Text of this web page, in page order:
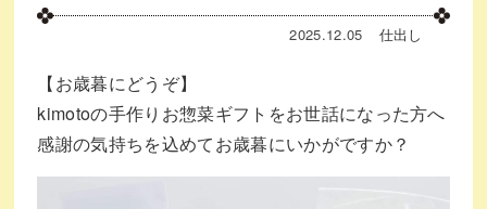
2025.12.05 仕出し
【お歳暮にどうぞ】
kimotoの手作りお惣菜ギフトをお世話になった方へ
感謝の気持ちを込めてお歳暮にいかがですか？